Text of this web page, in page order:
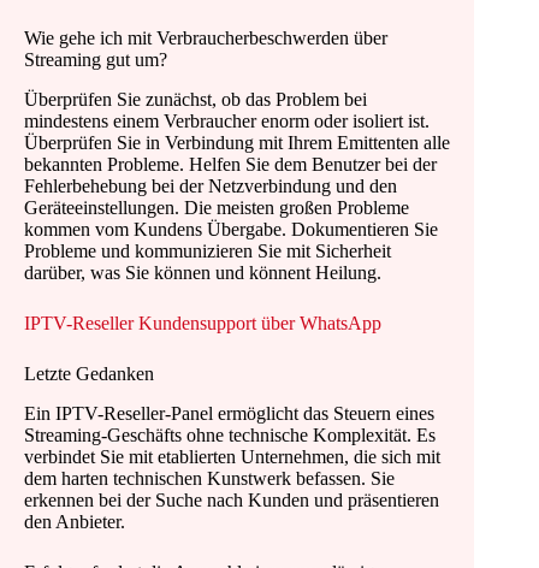
Wie gehe ich mit Verbraucherbeschwerden über
Streaming gut um?
Überprüfen Sie zunächst, ob das Problem bei
mindestens einem Verbraucher enorm oder isoliert ist.
Überprüfen Sie in Verbindung mit Ihrem Emittenten alle
bekannten Probleme. Helfen Sie dem Benutzer bei der
Fehlerbehebung bei der Netzverbindung und den
Geräteeinstellungen. Die meisten großen Probleme
kommen vom Kundens Übergabe. Dokumentieren Sie
Probleme und kommunizieren Sie mit Sicherheit
darüber, was Sie können und könnent Heilung.
IPTV-Reseller Kundensupport über WhatsApp
Letzte Gedanken
Ein IPTV-Reseller-Panel ermöglicht das Steuern eines
Streaming-Geschäfts ohne technische Komplexität. Es
verbindet Sie mit etablierten Unternehmen, die sich mit
dem harten technischen Kunstwerk befassen. Sie
erkennen bei der Suche nach Kunden und präsentieren
den Anbieter.